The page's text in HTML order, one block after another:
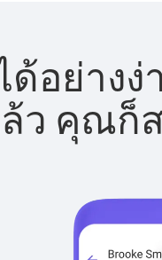
อย่างง่
ว คุณก็